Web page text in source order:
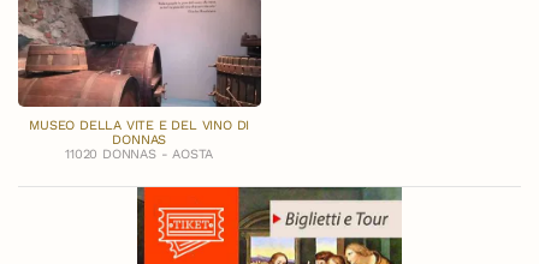
MUSEO DELLA VITE E DEL VINO DI
DONNAS
11020 DONNAS - AOSTA